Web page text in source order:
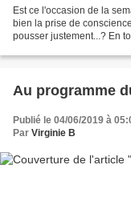
Est ce l'occasion de la
bien la prise de
pousser justement...? En
Au programme
Publié le 04/06/2019 à
Par Virginie B